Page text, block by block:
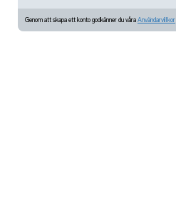
Genom att skapa ett konto godkänner du våra Användarvillkor